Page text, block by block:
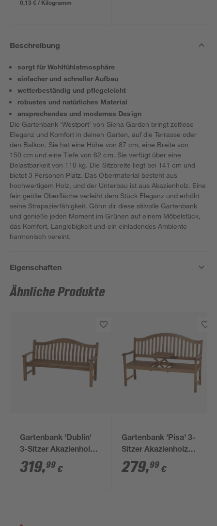
0,13 € / Kilogramm
Beschreibung
sorgt für Wohlfühlatmosphäre
einfacher und schneller Aufbau
wetterbeständig und pflegeleicht
robustes und natürliches Material
ansprechendes und modernes Design
Die Gartenbank 'Westport' von Siena Garden bringt zeitlose
Eleganz und Komfort in deinen Garten, auf die Terrasse oder
den Balkon. Sie hat eine Höhe von 87 cm, eine Breite von
150 cm und eine Tiefe von 62 cm. Sie verfügt über eine
Belastbarkeit von 110 kg. Die Sitzbreite liegt bei 141 cm und
bietet 3 Personen Platz. Das Obermaterial besteht aus
hochwertigem Holz, und der Unterbau ist aus Akazienholz. Eine
fein geölte Oberfläche verleiht dem Stück Eleganz und erhöht
seine Strapazierfähigkeit. Gönn dir diese stilvolle Gartenbank
und genieße jeden Moment im Grünen auf einem Möbelstück,
das Komfort, Langlebigkeit und ein einladendes Ambiente
harmonisch vereint.
Eigenschaften
Ähnliche Produkte
Gartenbank 'Dublin'
3-Sitzer Akazienholz
braun 161 x 89 x 67
cm
319,99 €
Gartenbank 'Pisa' 3-
Sitzer Akazienholz
braun 150 x 104 x 66
cm
279,99 €